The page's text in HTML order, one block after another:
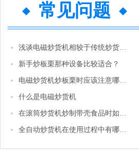
常见问题
浅谈电磁炒货机相较于传统炒货机的优势
新手炒板栗那种设备比较适合？
电磁炒货机炒板栗时应该注意哪些问题
什么是电磁炒货机
在滚筒炒货机炒制带壳食品时如花生等，怎样才能使它的卖相更好
全自动炒货机在使用过程中有哪些注意事项